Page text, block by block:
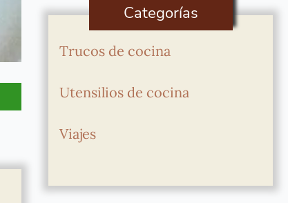
Categorías
Trucos de cocina
Utensilios de cocina
Viajes